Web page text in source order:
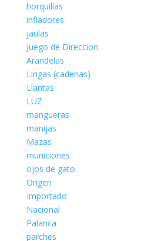
horquillas
infladores
jaulas
Juego de Direccion
Arandelas
Lingas (cadenas)
Llantas
LUZ
mangueras
manijas
Mazas
municiones
ojos de gato
Origen
Importado
Nacional
Palanca
parches